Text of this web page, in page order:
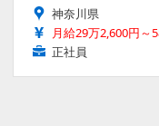
神奈川県
月給29万2,600円～
正社員